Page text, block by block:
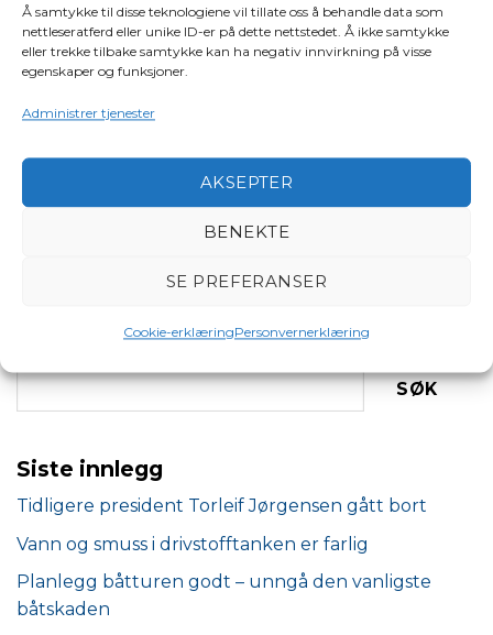
Å samtykke til disse teknologiene vil tillate oss å behandle data som
nettleseratferd eller unike ID-er på dette nettstedet. Å ikke samtykke
eller trekke tilbake samtykke kan ha negativ innvirkning på visse
egenskaper og funksjoner.
Administrer tjenester
AKSEPTER
BENEKTE
SE PREFERANSER
Cookie-erklæringPersonvernerklæring
KNBF
Info om forbud for
fritidsbåter om å slippe ut
kloakk i Oslofjorden fra 1.
sikkerhetsdag i Molde
SØK
Siste innlegg
Tidligere president Torleif Jørgensen gått bort
Vann og smuss i drivstofftanken er farlig
Planlegg båtturen godt – unngå den vanligste
båtskaden